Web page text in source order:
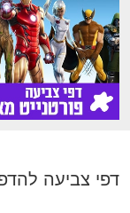
דפי צביעה